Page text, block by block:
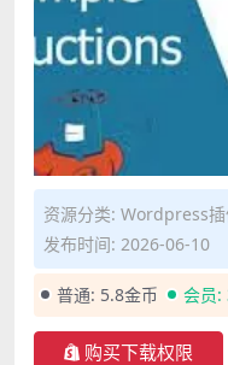
亲测 WooCommerce
业WordPress拍卖插件
资源分类: Wordpress
发布时间: 2026-06-10
普通: 5.8金币 会员:
购买下载权限